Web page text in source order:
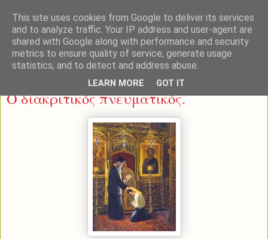
Πέμπτη 13 Μαρτίου 2014
Ο διακριτικός πνευματικός.
This site uses cookies from Google to deliver its services
and to analyze traffic. Your IP address and user-agent are
shared with Google along with performance and security
metrics to ensure quality of service, generate usage
statistics, and to detect and address abuse.
LEARN MORE GOT IT